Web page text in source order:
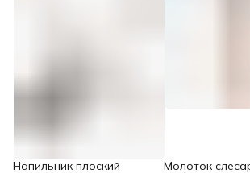
Напильник плоский Молоток